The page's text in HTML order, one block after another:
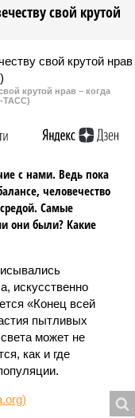
свой крутой
крутой нрав – когда
ТАСС)
с нами. Ведь пока
человечество
Самые
они были? Какие
искусственно
«Конец всей
пытливых
может не
как и где